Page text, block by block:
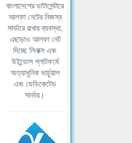
বাংলাদেশের ডাটাসেন্টারে
আলফা নেটের নিজস্ব
সার্ভারে রাখার ব্যবস্থা,
এছাড়াও আলফা নেট
দিচ্ছে লিনাক্স এবং
উইন্ডোস প্লাটফর্মে
অত্যাধুনিক ভার্চুয়াল
এবং ডেডিকেটেড
সার্ভার।